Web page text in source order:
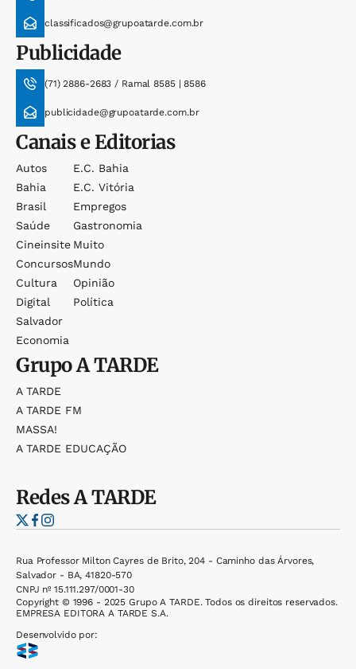
classificados@grupoatarde.com.br
Publicidade
(71) 2886-2683 / Ramal 8585 | 8586
publicidade@grupoatarde.com.br
Canais e Editorias
Autos
Bahia
Brasil
Saúde
Cineinsite
Concursos
Cultura
Digital
Salvador
Economia
E.c. Bahia
E.c. Vitória
Empregos
Gastronomia
Muito
Mundo
Opinião
Política
GrupoA TARDE
A TARDE
A TARDE FM
MASSA!
A TARDE EDUCAÇÃO
RedesA TARDE
Rua Professor Milton Cayres de Brito, 204 - Caminho das Árvores,
Salvador - BA, 41820-570
CNPJ nº 15.111.297/0001-30
Copyright © 1996 - 2025 Grupo A TARDE. Todos os direitos reservados.
EMPRESA EDITORA A TARDE S.A.
Desenvolvido por: